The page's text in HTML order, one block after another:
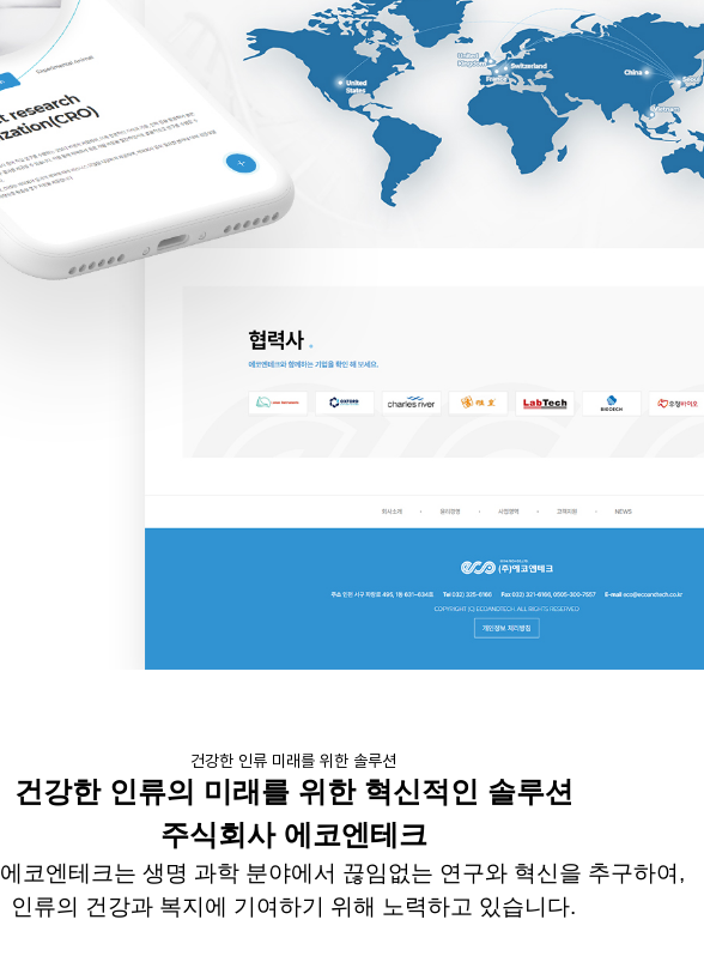
건강한 인류 미래를 위한 솔루션
건강한 인류의 미래를 위한 혁신적인 솔루션
주식회사 에코엔테크
에코엔테크는 생명 과학 분야에서 끊임없는 연구와 혁신을 추구하여 ,
인류의 건강과 복지에 기여하기 위해 노력하고 있습니다.